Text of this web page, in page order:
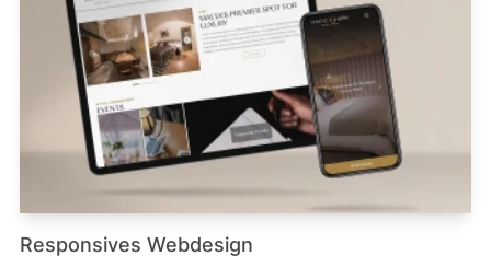
Responsives Webdesign